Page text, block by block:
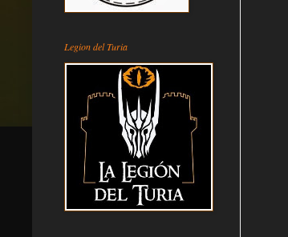
Legion del Turia